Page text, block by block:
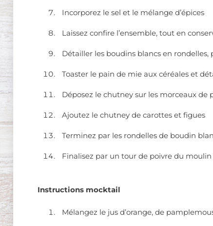
Incorporez le sel et le mélange d’épices
Laissez confire l’ensemble, tout en
Détailler les boudins blancs en
Toaster le pain de mie aux céréales et
Déposez le chutney sur les morceaux de
Ajoutez le chutney de carottes et figues
Terminez par les rondelles de boudin
Finalisez par un tour de poivre du moulin
Instructions mocktail
Mélangez le jus d’orange, de